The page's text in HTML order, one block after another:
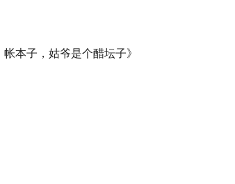
帐本子，姑爷是个醋坛子》